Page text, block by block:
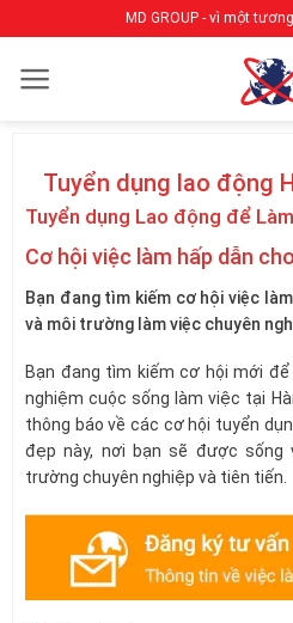
qua
nội
MD GROUP - vì một
Tuyển dụng lao động
Tuyển dụng Lao động để
Cơ hội việc làm hấp dẫn
Bạn đang tìm kiếm cơ hội việc
và môi trường làm việc chuyên
Bạn đang tìm kiếm cơ hội mới
nghiệm cuộc sống làm việc tại
thông báo về các cơ hội tuyển
đẹp này, nơi bạn sẽ được
trường chuyên nghiệp và tiên tiến.